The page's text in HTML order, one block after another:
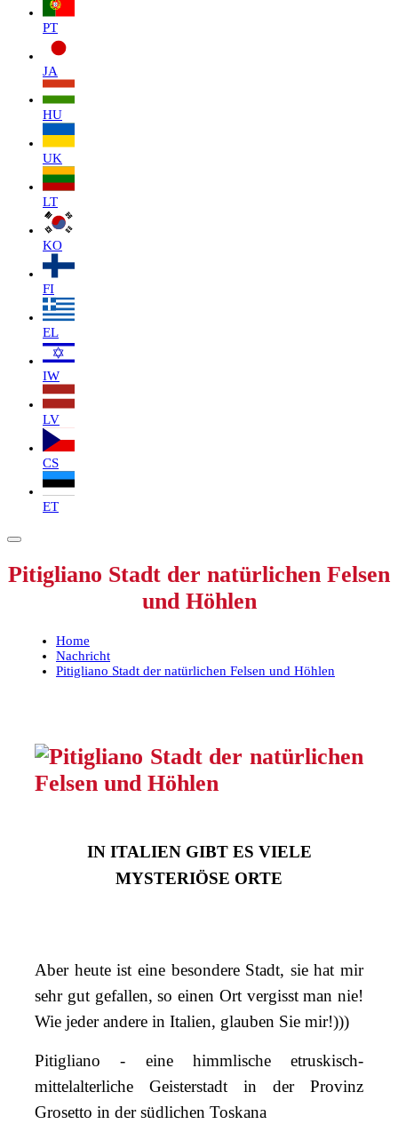
PT
JA
HU
UK
LT
KO
FI
EL
IW
LV
CS
ET
Pitigliano Stadt der natürlichen Felsen
und Höhlen
Home
Nachricht
Pitigliano Stadt der natürlichen Felsen und Höhlen
IN ITALIEN GIBT ES VIELE
MYSTERIÖSE ORTE
Aber heute ist eine besondere Stadt, sie hat mir
sehr gut gefallen, so einen Ort vergisst man nie!
Wie jeder andere in Italien, glauben Sie mir!)))
Pitigliano - eine himmlische etruskisch-
mittelalterliche Geisterstadt in der Provinz
Grosetto in der südlichen Toskana